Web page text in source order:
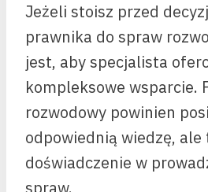
Jeżeli stoisz przed
prawnika do spraw
jest, aby specjalista
kompleksowe wsparcie.
rozwodowy powinien
odpowiednią wiedzę, ale
doświadczenie w